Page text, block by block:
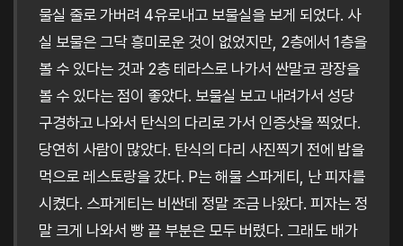
물실 줄로 가버려 4유로내고 보물실을 보게 되었다. 사
실 보물은 그닥 흥미로운 것이 없었지만, 2층에서 1층을
볼 수 있다는 것과 2층 테라스로 나가서 싼말코 광장을
볼 수 있다는 점이 좋았다. 보물실 보고 내려가서 성당
구경하고 나와서 탄식의 다리로 가서 인증샷을 찍었다.
당연히 사람이 많았다. 탄식의 다리 사진찍기 전에 밥을
먹으로 레스토랑을 갔다. P는 해물 스파게티, 난 피자를
시켰다. 스파게티는 비싼데 정말 조금 나왔다. 피자는 정
말 크게 나와서 빵 끝 부분은 모두 버렸다. 그래도 배가